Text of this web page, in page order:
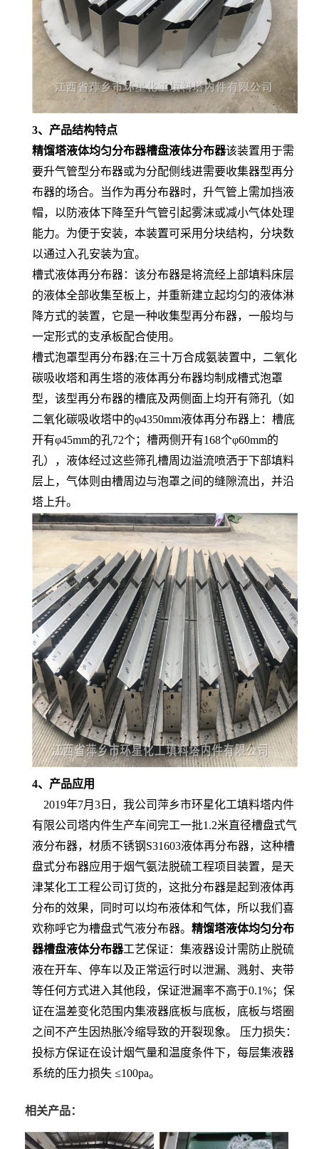
3、产品结构特点
精馏塔液体均匀分布器槽盘液体分布器该装置用于需
要升气管型分布器或为分配侧线进需要收集器型再分
布器的场合。当作为再分布器时，升气管上需加挡液
帽，以防液体下降至升气管引起雾沫或减小气体处理
能力。为便于安装，本装置可采用分块结构，分块数
以通过入孔安装为宜。
槽式液体再分布器：该分布器是将流经上部填料床层
的液体全部收集至板上，并重新建立起均匀的液体淋
降方式的装置，它是一种收集型再分布器，一般均与
一定形式的支承板配合使用。
槽式泡罩型再分布器;在三十万合成氨装置中，二氧化
碳吸收塔和再生塔的液体再分布器均制成槽式泡罩
型，该型再分布器的槽底及两侧面上均开有筛孔（如
二氧化碳吸收塔中的φ4350mm液体再分布器上：槽底
开有φ45mm的孔72个；槽两侧开有168个φ60mm的
孔），液体经过这些筛孔槽周边溢流喷洒于下部填料
层上，气体则由槽周边与泡罩之间的缝隙流出，并沿
塔上升。
4、产品应用
2019年7月3日，我公司萍乡市环星化工填料塔内件
有限公司塔内件生产车间完工一批1.2米直径槽盘式气
液分布器，材质不锈钢S31603液体再分布器，这种槽
盘式分布器应用于烟气氨法脱硫工程项目装置，是天
津某化工工程公司订货的，这批分布器是起到液体再
分布的效果，同时可以均布液体和气体，所以我们喜
欢称呼它为槽盘式气液分布器。 精馏塔液体均匀分布
器槽盘液体分布器工艺保证：集液器设计需防止脱硫
液在开车、停车以及正常运行时以泄漏、溅射、夹带
等任何方式进入其他段，保证泄漏率不高于0.1%；保
证在温差变化范围内集液器底板与底板，底板与塔圈
之间不产生因热胀冷缩导致的开裂现象。 压力损失：
投标方保证在设计烟气量和温度条件下，每层集液器
系统的压力损失 ≤100pa。
相关产品：